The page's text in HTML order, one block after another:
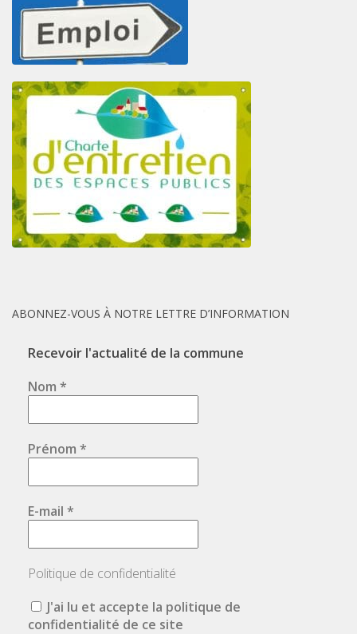
ABONNEZ-VOUS À NOTRE LETTRE D’INFORMATION
Recevoir l'actualité de la commune
Nom *
Prénom *
E-mail *
Politique de confidentialité
J'ai lu et accepte la politique de
confidentialité de ce site